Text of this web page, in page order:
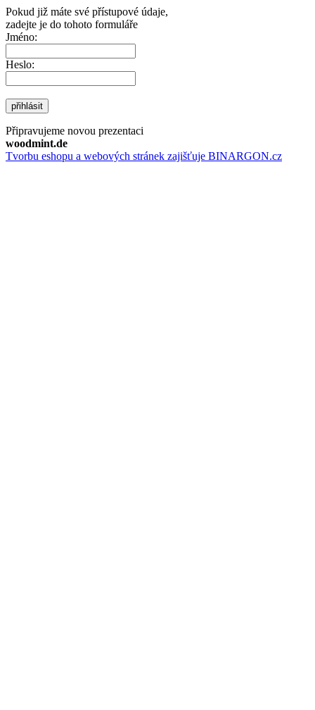
Pokud již máte své přístupové údaje,
zadejte je do tohoto formuláře
Jméno:
Heslo:
přihlásit
Připravujeme novou prezentaci
woodmint.de
Tvorbu eshopu a webových stránek zajišťuje BINARGON.cz